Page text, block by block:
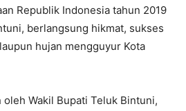
Republik Indonesia tahun 2019
berlangsung hikmat, sukses
hujan mengguyur Kota
Wakil Bupati Teluk Bintuni,